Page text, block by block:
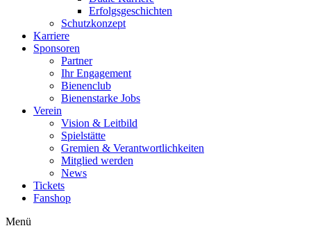
Erfolgsgeschichten
Schutzkonzept
Karriere
Sponsoren
Partner
Ihr Engagement
Bienenclub
Bienenstarke Jobs
Verein
Vision & Leitbild
Spielstätte
Gremien & Verantwortlichkeiten
Mitglied werden
News
Tickets
Fanshop
Menü